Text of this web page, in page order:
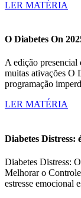
LER MATÉRIA
O Diabetes On
A edição presencial
muitas ativações O
programação
LER MATÉRIA
Diabetes Distress:
Diabetes Distress:
Melhorar o
estresse emocional